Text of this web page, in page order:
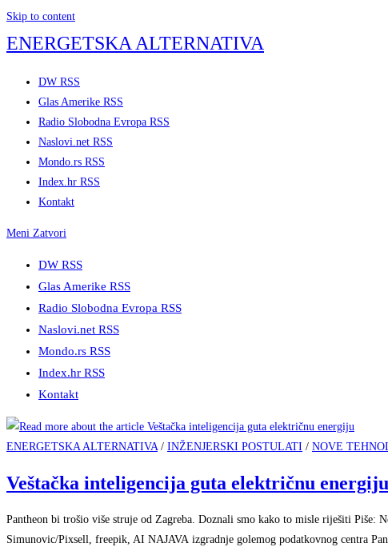
Skip to content
ENERGETSKA ALTERNATIVA
DW RSS
Glas Amerike RSS
Radio Slobodna Evropa RSS
Naslovi.net RSS
Mondo.rs RSS
Index.hr RSS
Kontakt
Meni Zatvori
DW RSS
Glas Amerike RSS
Radio Slobodna Evropa RSS
Naslovi.net RSS
Mondo.rs RSS
Index.hr RSS
Kontakt
ENERGETSKA ALTERNATIVA/ INŽENJERSKI POSTULATI / NOVE
Veštačka inteligencija guta električnu energiju
Pantheon bi trošio više struje od Zagreba. Doznali smo kako to misle riješiti Piše:
Simunovic/Pixsell, freepik, AI NAJAVA izgradnje golemog podatkovnog centra